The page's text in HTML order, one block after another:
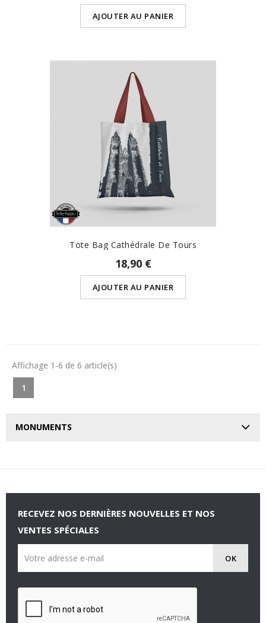
AJOUTER AU PANIER
Tote Bag Cathédrale De Tours
18,90 €
AJOUTER AU PANIER
Affichage 1-6 de 6 article(s)
1
MONUMENTS
RECEVEZ NOS DERNIÈRES NOUVELLES ET NOS
VENTES SPÉCIALES